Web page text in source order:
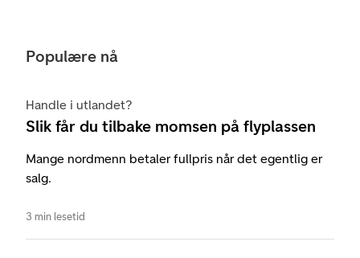
Populære nå
Handle i utlandet?
Slik får du tilbake momsen på flyplassen
Mange nordmenn betaler fullpris når det egentlig er
salg.
3 min lesetid